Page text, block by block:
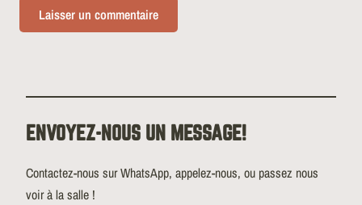
ENVOYEZ-NOUS UN MESSAGE!
Contactez-nous sur WhatsApp, appelez-nous, ou passez nous
voir à la salle !